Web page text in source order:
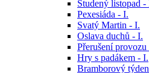
Studený listopad -
Pexesiáda - I.
Svatý Martin - I.
Oslava duchů - I.
Přerušení provozu
Hry s padákem - I.
Bramborový